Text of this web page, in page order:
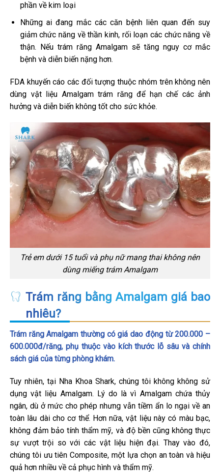
phần về kim loại
Những ai đang mắc các căn bệnh liên quan đến suy
giảm chức năng về thần kinh, rối loạn các chức năng về
thận. Nếu trám răng Amalgam sẽ tăng nguy cơ mắc
bệnh và diễn biến nặng hơn.
FDA khuyến cáo các đối tượng thuộc nhóm trên không nên
dùng vật liệu Amalgam trám răng để hạn chế các ảnh
hưởng và diễn biến không tốt cho sức khỏe.
Trẻ em dưới 15 tuổi và phụ nữ mang thai không nên
dùng miếng trám Amalgam
Trám răng bằng Amalgam giá bao
nhiêu?
Trám răng Amalgam thường có giá dao động từ 200.000 –
600.000đ/răng, phụ thuộc vào kích thước lỗ sâu và chính
sách giá của từng phòng khám.
Tuy nhiên, tại Nha Khoa Shark, chúng tôi không không sử
dụng vật liệu Amalgam. Lý do là vì Amalgam chứa thủy
ngân, dù ở mức cho phép nhưng vẫn tiềm ẩn lo ngại về an
toàn lâu dài cho cơ thể. Hơn nữa, vật liệu này có màu bạc,
không đảm bảo tính thẩm mỹ, và độ bền cũng không thực
sự vượt trội so với các vật liệu hiện đại. Thay vào đó,
chúng tôi ưu tiên Composite, một lựa chọn an toàn và hiệu
quả hơn nhiều về cả phục hình và thẩm mỹ.